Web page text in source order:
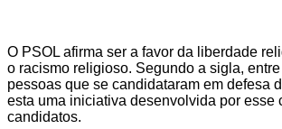
O PSOL afirma ser a favor da liberdade
o racismo religioso. Segundo a sigla,
pessoas que se candidataram em defesa
esta uma iniciativa desenvolvida por esse
candidatos.